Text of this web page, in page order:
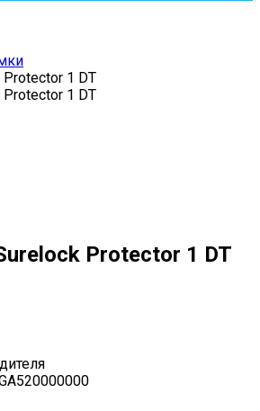
1 DT
1 DT
Protector 1 DT